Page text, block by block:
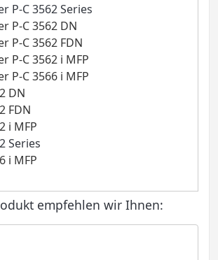
P-C 3562 Series
P-C 3562 DN
P-C 3562 FDN
P-C 3562 i MFP
P-C 3566 i MFP
DN
FDN
i MFP
Series
i MFP
empfehlen wir Ihnen: